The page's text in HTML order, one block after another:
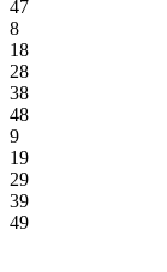
47
8
18
28
38
48
9
19
29
39
49